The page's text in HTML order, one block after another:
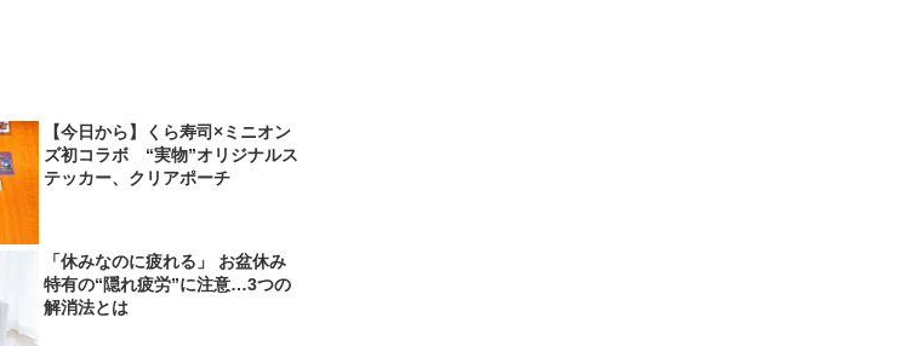
【今日から】くら寿司×ミニオン
ズ初コラボ “実物”オリジナルス
テッカー、クリアポーチ
「休みなのに疲れる」 お盆休み
特有の“隠れ疲労”に注意…3つの
解消法とは